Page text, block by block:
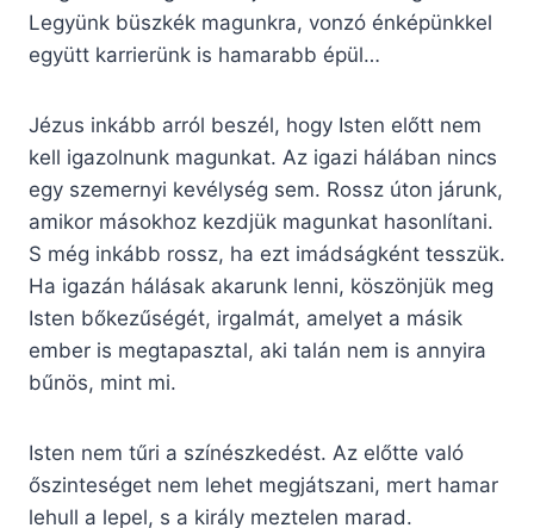
Legyünk büszkék magunkra, vonzó énképünkkel
együtt karrierünk is hamarabb épül…
Jézus inkább arról beszél, hogy Isten előtt nem
kell igazolnunk magunkat. Az igazi hálában nincs
egy szemernyi kevélység sem. Rossz úton járunk,
amikor másokhoz kezdjük magunkat hasonlítani.
S még inkább rossz, ha ezt imádságként tesszük.
Ha igazán hálásak akarunk lenni, köszönjük meg
Isten bőkezűségét, irgalmát, amelyet a másik
ember is megtapasztal, aki talán nem is annyira
bűnös, mint mi.
Isten nem tűri a színészkedést. Az előtte való
őszinteséget nem lehet megjátszani, mert hamar
lehull a lepel, s a király meztelen marad.